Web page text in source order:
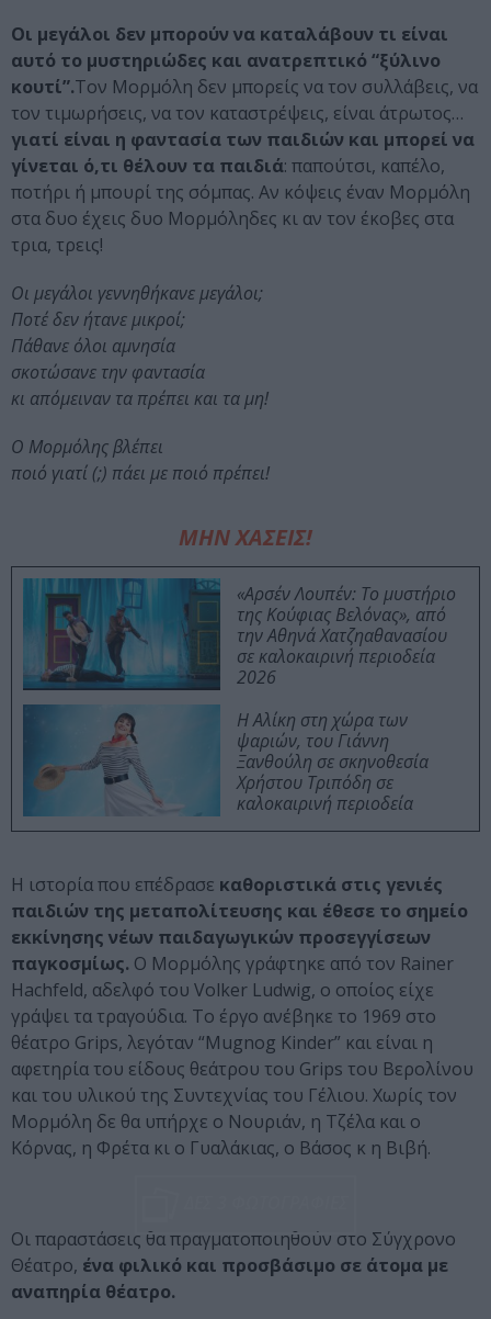
Οι μεγάλοι δεν μπορούν να καταλάβουν τι είναι
αυτό το μυστηριώδες και ανατρεπτικό “ξύλινο
κουτί”.Τον Μορμόλη δεν μπορείς να τον συλλάβεις, να
τον τιμωρήσεις, να τον καταστρέψεις, είναι άτρωτος…
γιατί είναι η φαντασία των παιδιών και μπορεί να
γίνεται ό,τι θέλουν τα παιδιά: παπούτσι, καπέλο,
ποτήρι ή μπουρί της σόμπας. Αν κόψεις έναν Μορμόλη
στα δυο έχεις δυο Μορμόληδες κι αν τον έκοβες στα
τρια, τρεις!
Οι μεγάλοι γεννηθήκανε μεγάλοι;
Ποτέ δεν ήτανε μικροί;
Πάθανε όλοι αμνησία
σκοτώσανε την φαντασία
κι απόμειναν τα πρέπει και τα μη!
Ο Μορμόλης βλέπει
ποιό γιατί (;) πάει με ποιό πρέπει!
ΜΗΝ ΧΑΣΕΙΣ!
«Αρσέν Λουπέν: Το μυστήριο
της Κούφιας Βελόνας», από
την Αθηνά Χατζηαθανασίου
σε καλοκαιρινή περιοδεία
2026
Η Αλίκη στη χώρα των
ψαριών, του Γιάννη
Ξανθούλη σε σκηνοθεσία
Χρήστου Τριπόδη σε
καλοκαιρινή περιοδεία
Η ιστορία που επέδρασε καθοριστικά στις γενιές
παιδιών της μεταπολίτευσης και έθεσε το σημείο
εκκίνησης νέων παιδαγωγικών προσεγγίσεων
παγκοσμίως. Ο Μορμόλης γράφτηκε από τον Rainer
Hachfeld, αδελφό του Volker Ludwig, ο οποίος είχε
γράψει τα τραγούδια. Το έργο ανέβηκε το 1969 στο
θέατρο Grips, λεγόταν “Mugnog Kinder” και είναι η
αφετηρία του είδους θεάτρου του Grips του Βερολίνου
και του υλικού της Συντεχνίας του Γέλιου. Χωρίς τον
Μορμόλη δε θα υπήρχε ο Νουριάν, η Τζέλα και ο
Κόρνας, η Φρέτα κι ο Γυαλάκιας, ο Βάσος κ η Βιβή.
Οι παραστάσεις θα πραγματοποιηθούν στο Σύγχρονο
Θέατρο, ένα φιλικό και προσβάσιμο σε άτομα με
αναπηρία θέατρο.